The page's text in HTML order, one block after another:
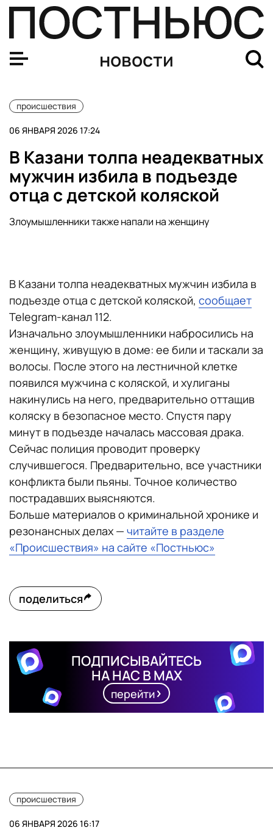
новости
происшествия
06 ЯНВАРЯ 2026 17:24
В Казани толпа неадекватных
мужчин избила в подъезде
отца с детской коляской
Злоумышленники также напали на женщину
В Казани толпа неадекватных мужчин избила в
подъезде отца с детской коляской, сообщает
Telegram-канал 112.
Изначально злоумышленники набросились на
женщину, живущую в доме: ее били и таскали за
волосы. После этого на лестничной клетке
появился мужчина с коляской, и хулиганы
накинулись на него, предварительно оттащив
коляску в безопасное место. Спустя пару
минут в подъезде началась массовая драка.
Сейчас полиция проводит проверку
случившегося. Предварительно, все участники
конфликта были пьяны. Точное количество
пострадавших выясняются.
Больше материалов о криминальной хронике и
резонансных делах — читайте в разделе
«Происшествия» на сайте «Постньюс»
поделиться
ПОДПИСЫВАЙТЕСЬ
НА НАС В MAX
перейти
происшествия
06 ЯНВАРЯ 2026 16:17
В Красногорске задержали нарушителя на иномарке